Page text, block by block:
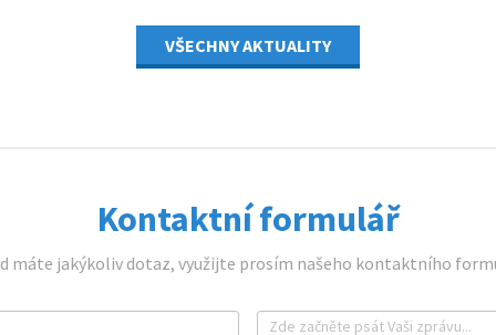
VŠECHNY AKTUALITY
Kontaktní formulář
máte jakýkoliv dotaz, využijte prosím našeho kontaktního